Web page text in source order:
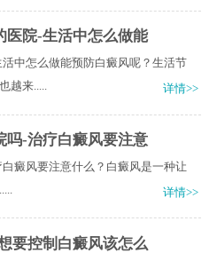
医院-生活中怎么做能
中怎么做能预防白癜风呢？生活节
越来.....
详情>>
吗-治疗白癜风要注意
癜风要注意什么？​白癜风是一种让
详情>>
要控制白癜风该怎么